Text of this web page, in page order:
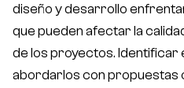
diseño y desarrollo
que pueden afectar la
de los proyectos.
abordarlos con propuestas